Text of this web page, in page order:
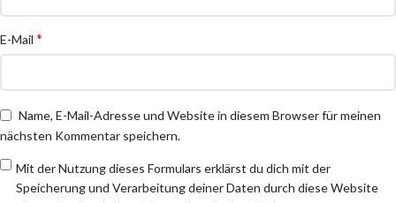
E-Mail *
Name, E-Mail-Adresse und Website in diesem Browser für meinen
nächsten Kommentar speichern.
Mit der Nutzung dieses Formulars erklärst du dich mit der
Speicherung und Verarbeitung deiner Daten durch diese Website